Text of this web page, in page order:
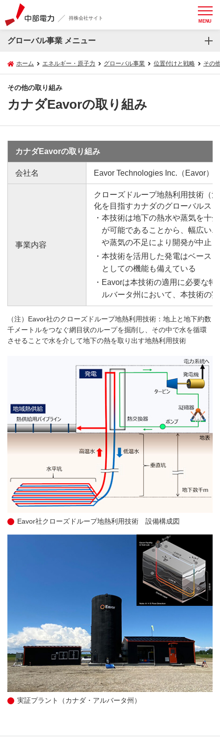
持株会社サイト MENU
グローバル事業 メニュー
ホーム エネルギー・原子力 グローバル事業 位置付けと戦略 その
その他の取り組み
カナダEavorの取り組み
カナダEavorの取り組み
会社名 Eavor Technologies Inc.（Eavor）
事業内容
クローズドループ地熱利用技術（
化を目指すカナダのグローバルス
本技術は地下の熱水や蒸気を十
が可能であることから、幅広い
や蒸気の不足により開発が中止
本技術を活用した発電はベース
としての機能も備えている
Eavorは本技術の適用に必要な
ルバータ州において、本技術の
（注）Eavor社のクローズドループ地熱利用技術：地上と地下約数
千メートルをつなぐ網目状のループを掘削し、その中で水を循環
させることで水を介して地下の熱を取り出す地熱利用技術
Eavor社クローズドループ地熱利用技術 設備構成図
実証プラント（カナダ・アルバータ州）